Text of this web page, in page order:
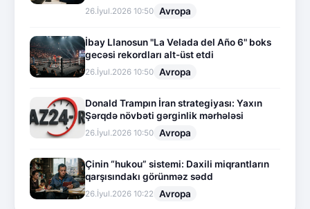
26.İyul.2026 10:50 Avropa
İbay Llanosun "La Velada del Año 6" boks
gecəsi rekordları alt-üst etdi
26.İyul.2026 10:50 Avropa
Donald Trampın İran strategiyası: Yaxın
Şərqdə növbəti gərginlik mərhələsi
26.İyul.2026 10:50 Avropa
Çinin “hukou” sistemi: Daxili miqrantların
qarşısındakı görünməz sədd
26.İyul.2026 10:22 Avropa